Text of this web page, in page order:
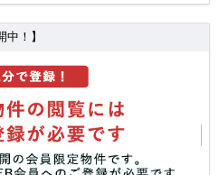
中！】